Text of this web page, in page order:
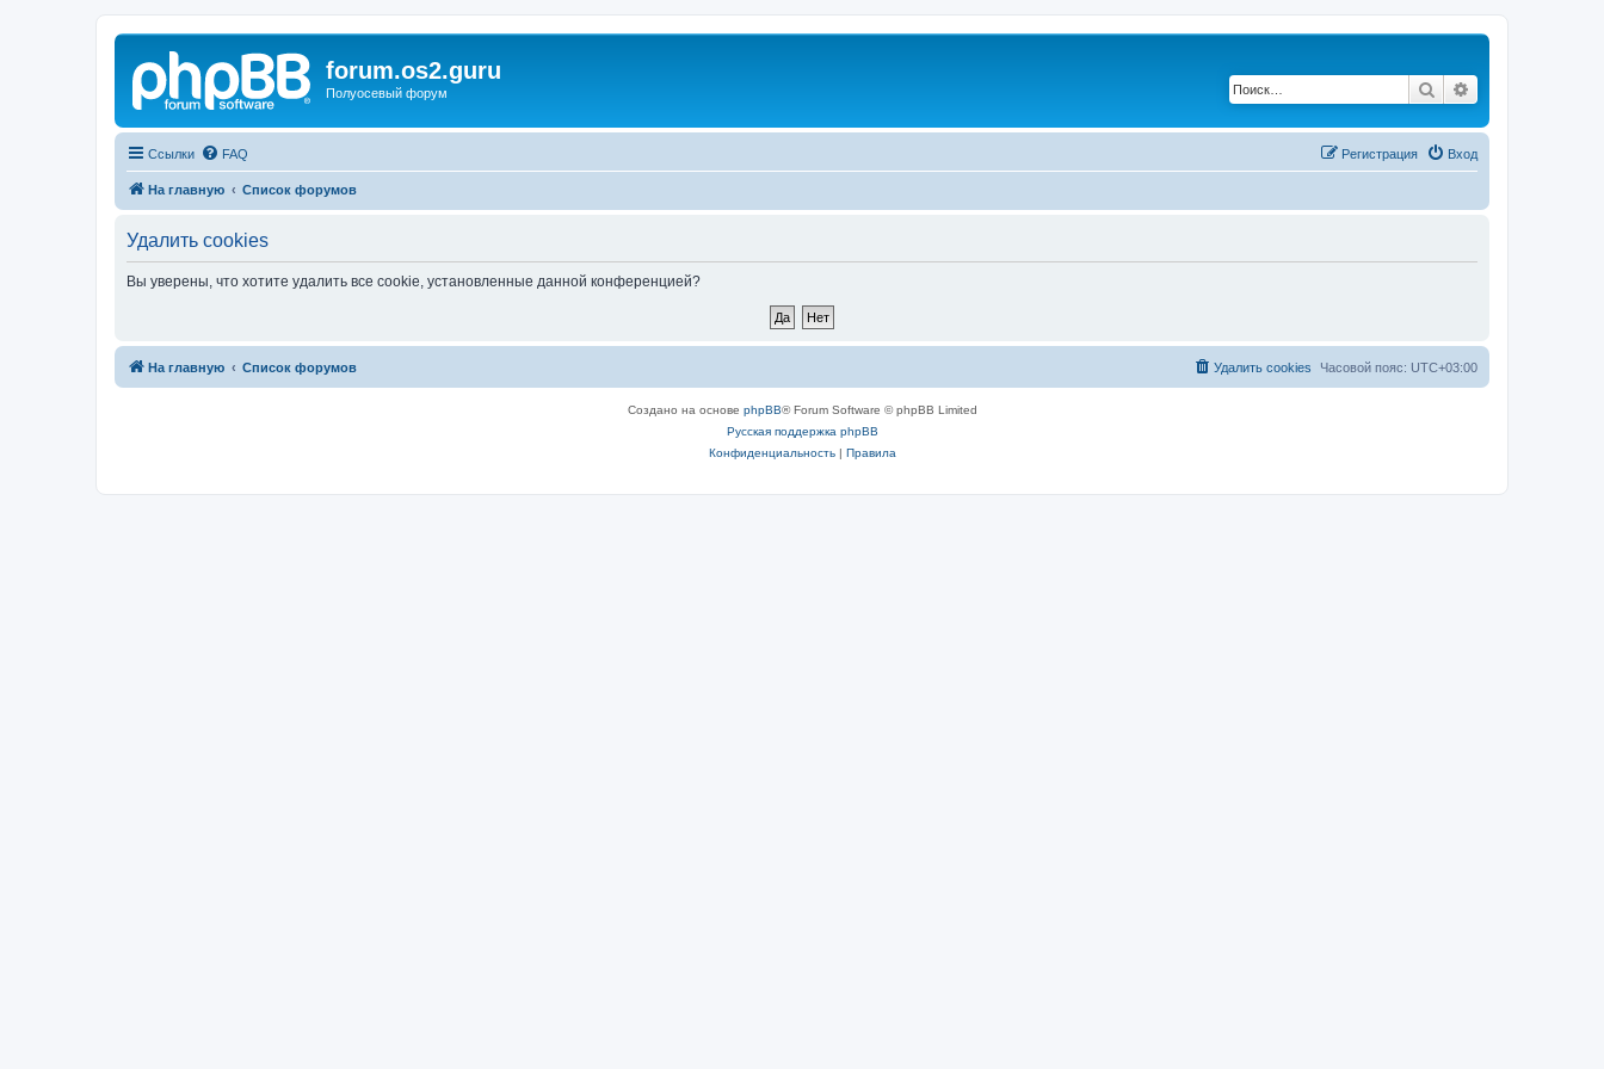
forum.os2.guru
Полуосевый форум Поиск
Ссылки FAQ Вход
Регистрация
На главную Список форумов
Удалить cookies
Вы уверены, что хотите удалить все cookie, установленные данной конференцией?
На главную Список форумов Часовой пояс: UTC+03:00
Удалить cookies
Создано на основе phpBB® Forum Software © phpBB Limited
Русская поддержка phpBB
Конфиденциальность| Правила